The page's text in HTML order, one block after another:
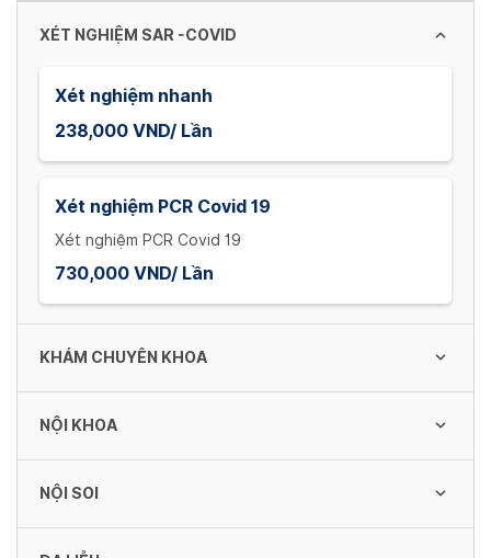
XÉT NGHIỆM SAR -COVID
Xét nghiệm nhanh
238,000 VND/ Lần
Xét nghiệm PCR Covid 19
Xét nghiệm PCR Covid 19
730,000 VND/ Lần
KHÁM CHUYÊN KHOA
Khám theo yêu cầu
Khám Y học cổ truyền
NỘI KHOA
Điện tâm đồ
NỘI SOI